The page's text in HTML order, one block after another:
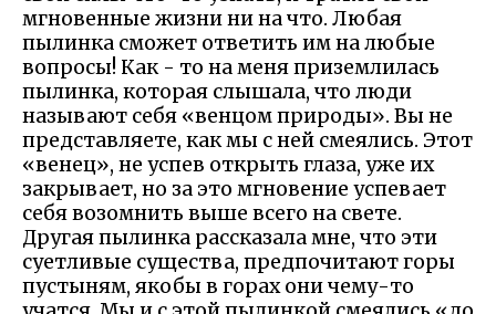
мгновенные жизни ни на что. Любая
пылинка сможет ответить им на любые
вопросы! Как - то на меня приземлилась
пылинка, которая слышала, что люди
называют себя «венцом природы». Вы не
представляете, как мы с ней смеялись. Этот
«венец», не успев открыть глаза, уже их
закрывает, но за это мгновение успевает
себя возомнить выше всего на свете.
Другая пылинка рассказала мне, что эти
суетливые существа, предпочитают горы
пустыням, якобы в горах они чему-то